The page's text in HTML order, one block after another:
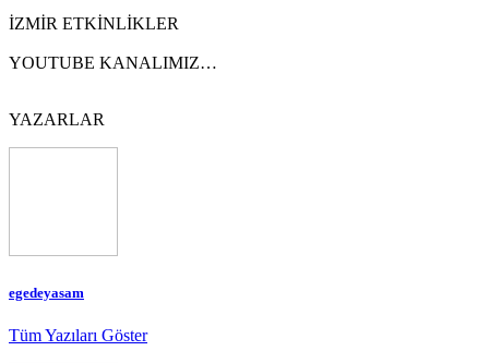
İZMİR ETKİNLİKLER
YOUTUBE KANALIMIZ…
YAZARLAR
egedeyasam
Tüm Yazıları Göster